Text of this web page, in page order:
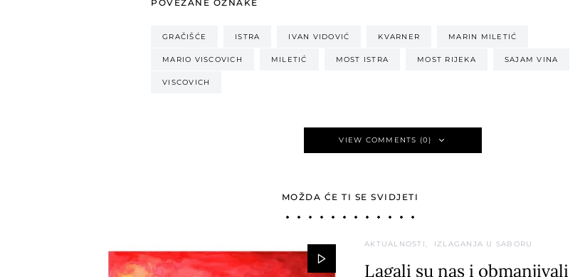
POVEZANE OZNAKE
GRAČIŠĆE ISTRA IVAN VIDOVIĆ KVARNER MARIN MILETIĆ
MARIO VISCOVICH MILETIĆ MOST ISTRA MOST RIJEKA SAJAM VINA
VISCOVICH
VIEW COMMENTS (0)
MOŽDA ĆE TI SE SVIDJETI
AKTUALNOSTI IZLAGANJA U SABORU
Lagali su nas i obmanjivali